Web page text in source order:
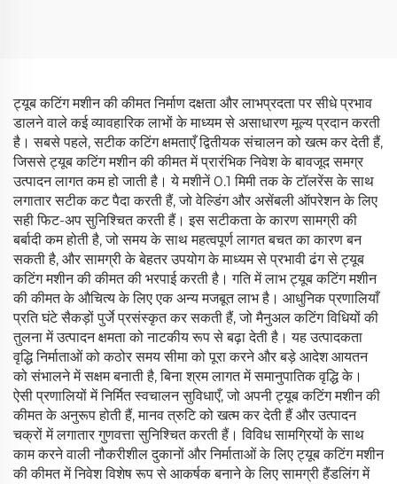
ट्यूब कटिंग मशीन की कीमत निर्माण दक्षता और लाभप्रदता पर सीधे प्रभाव
डालने वाले कई व्यावहारिक लाभों के माध्यम से असाधारण मूल्य प्रदान करती
है। सबसे पहले, सटीक कटिंग क्षमताएँ द्वितीयक संचालन को खत्म कर देती हैं,
जिससे ट्यूब कटिंग मशीन की कीमत में प्रारंभिक निवेश के बावजूद समग्र
उत्पादन लागत कम हो जाती है। ये मशीनें 0.1 मिमी तक के टॉलरेंस के साथ
लगातार सटीक कट पैदा करती हैं, जो वेल्डिंग और असेंबली ऑपरेशन के लिए
सही फिट-अप सुनिश्चित करती हैं। इस सटीकता के कारण सामग्री की
बर्बादी कम होती है, जो समय के साथ महत्वपूर्ण लागत बचत का कारण बन
सकती है, और सामग्री के बेहतर उपयोग के माध्यम से प्रभावी ढंग से ट्यूब
कटिंग मशीन की कीमत की भरपाई करती है। गति में लाभ ट्यूब कटिंग मशीन
की कीमत के औचित्य के लिए एक अन्य मजबूत लाभ है। आधुनिक प्रणालियाँ
प्रति घंटे सैकड़ों पुर्जे प्रसंस्कृत कर सकती हैं, जो मैनुअल कटिंग विधियों की
तुलना में उत्पादन क्षमता को नाटकीय रूप से बढ़ा देती है। यह उत्पादकता
वृद्धि निर्माताओं को कठोर समय सीमा को पूरा करने और बड़े आदेश आयतन
को संभालने में सक्षम बनाती है, बिना श्रम लागत में समानुपातिक वृद्धि के।
ऐसी प्रणालियों में निर्मित स्वचालन सुविधाएँ, जो अपनी ट्यूब कटिंग मशीन की
कीमत के अनुरूप होती हैं, मानव त्रुटि को खत्म कर देती हैं और उत्पादन
चक्रों में लगातार गुणवत्ता सुनिश्चित करती हैं। विविध सामग्रियों के साथ
काम करने वाली नौकरीशील दुकानों और निर्माताओं के लिए ट्यूब कटिंग मशीन
की कीमत में निवेश विशेष रूप से आकर्षक बनाने के लिए सामग्री हैंडलिंग में